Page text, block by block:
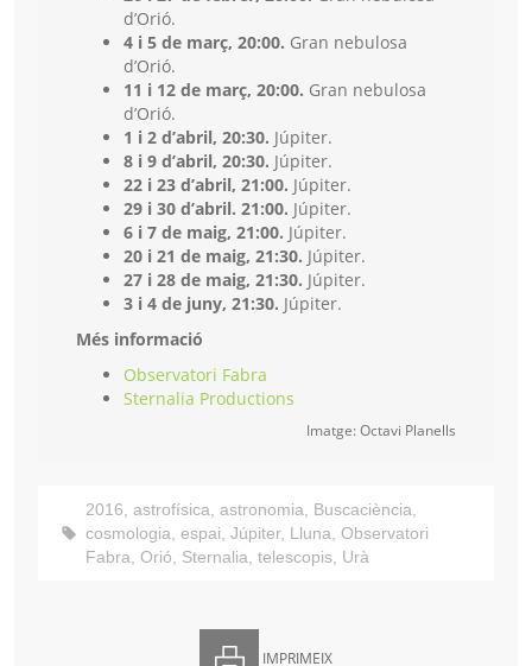
d’Orió.
4 i 5 de març, 20:00. Gran nebulosa
d’Orió.
11 i 12 de març, 20:00. Gran nebulosa
d’Orió.
1 i 2 d’abril, 20:30. Júpiter.
8 i 9 d’abril, 20:30. Júpiter.
22 i 23 d’abril, 21:00. Júpiter.
29 i 30 d’abril. 21:00. Júpiter.
6 i 7 de maig, 21:00. Júpiter.
20 i 21 de maig, 21:30. Júpiter.
27 i 28 de maig, 21:30. Júpiter.
3 i 4 de juny, 21:30. Júpiter.
Més informació
Observatori Fabra
Sternalia Productions
Imatge: Octavi Planells
2016, astrofísica, astronomia, Buscaciència,
cosmologia, espai, Júpiter, Lluna, Observatori
Fabra, Orió, Sternalia, telescopis, Urà
IMPRIMEIX